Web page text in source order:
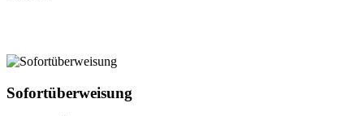
Sofortüberweisung